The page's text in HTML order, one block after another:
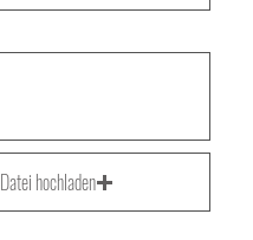
Datei hochladen